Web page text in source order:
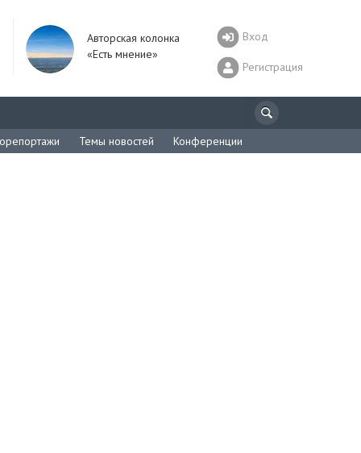
Авторская колонка
«Есть мнение»
Вход
Регистрация
Темы новостей Конференции